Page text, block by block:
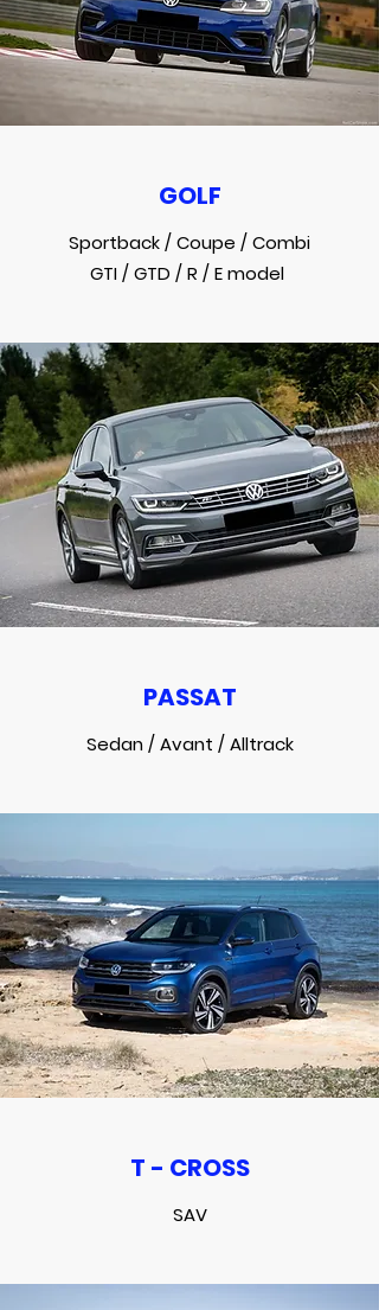
GOLF
Sportback /Coupe / Combi
GTI / GTD / R / E model
PASSAT
Sedan / Avant / Alltrack
T - CROSS
SAV